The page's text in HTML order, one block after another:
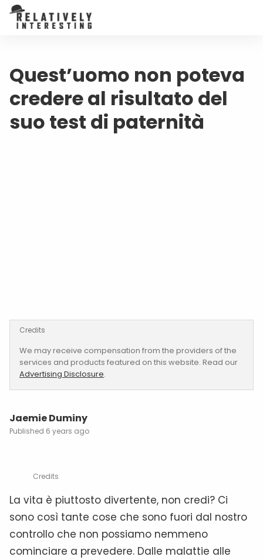
Quest’uomo non poteva
credere al risultato del
suo test di paternità
Credits
We may receive compensation from the providers of the
services and products featured on this website. Read our
Advertising Disclosure.
Jaemie Duminy
6 years ago
Credits
La vita è piuttosto divertente, non credi? Ci
sono così tante cose che sono fuori dal nostro
controllo che non possiamo nemmeno
cominciare a prevedere. Dalle malattie alle